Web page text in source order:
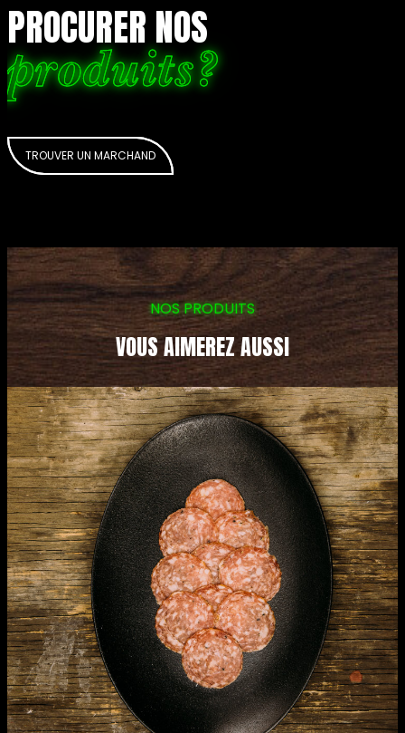
PROCURER NOS
produits?
TROUVER UN MARCHAND
NOS PRODUITS
VOUS AIMEREZ AUSSI